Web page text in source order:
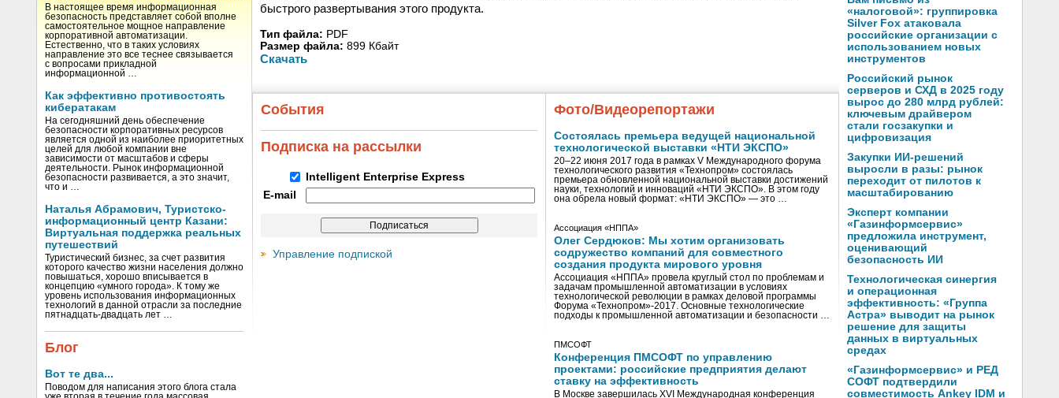
В настоящее время информационная
безопасность представляет собой вполне
самостоятельное мощное направление
корпоративной автоматизации.
Естественно, что в таких условиях
направление это все теснее связывается
с вопросами прикладной
информационной …
Как эффективно противостоять
кибератакам
На сегодняшний день обеспечение
безопасности корпоративных ресурсов
является одной из наиболее приоритетных
целей для любой компании вне
зависимости от масштабов и сферы
деятельности. Рынок информационной
безопасности развивается, а это значит,
что и …
Наталья Абрамович, Туристско-
информационный центр Казани:
Виртуальная поддержка реальных
путешествий
Туристический бизнес, за счет развития
которого качество жизни населения должно
повышаться, хорошо вписывается в
концепцию «умного города». К тому же
уровень использования информационных
технологий в данной отрасли за последние
пятнадцать-двадцать лет …
Блог
Вот те два...
Поводом для написания этого блога стала
быстрого развертывания этого продукта.
Тип файла: PDF
Размер файла: 899 Кбайт
Скачать
События
Подписка на рассылки
Intelligent Enterprise Express
E-mail
Управление подпиской
Фото/Видеорепортажи
Состоялась премьера ведущей национальной
технологической выставки «НТИ ЭКСПО»
20–22 июня 2017 года в рамках V Международного форума
технологического развития «Технопром» состоялась
премьера обновленной национальной выставки достижений
науки, технологий и инноваций «НТИ ЭКСПО». В этом году
она обрела новый формат: «НТИ ЭКСПО» — это …
Ассоциация «НППА»
Олег Сердюков: Мы хотим организовать
содружество компаний для совместного
создания продукта мирового уровня
Ассоциация «НППА» провела круглый стол по проблемам и
задачам промышленной автоматизации в условиях
технологической революции в рамках деловой программы
Форума «Технопром»-2017. Основные технологические
подходы к промышленной автоматизации и безопасности …
ПМСОФТ
Конференция ПМСОФТ по управлению
проектами: российские предприятия делают
ставку на эффективность
В Москве завершилась XVI Международная конференция
«налоговой»: группировка
Silver Fox атаковала
российские организации с
использованием новых
инструментов
Российский рынок
серверов и СХД в 2025 году
вырос до 280 млрд рублей:
ключевым драйвером
стали госзакупки и
цифровизация
Закупки ИИ-решений
выросли в разы: рынок
переходит от пилотов к
масштабированию
Эксперт компании
«Газинформсервис»
предложила инструмент,
оценивающий
безопасность ИИ
Технологическая синергия
и операционная
эффективность: «Группа
Астра» выводит на рынок
решение для защиты
данных в виртуальных
средах
«Газинформсервис» и РЕД
СОФТ подтвердили
совместимость Ankey IDM и